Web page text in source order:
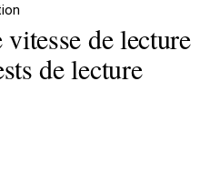
de lecture
de lecture